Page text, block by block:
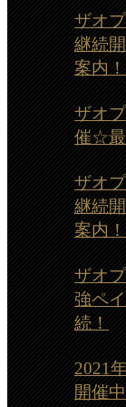
ザオ
継続
案内！
ザオ
催☆最
ザオ
継続
案内！
ザオ
強ペ
続！
2021
開催